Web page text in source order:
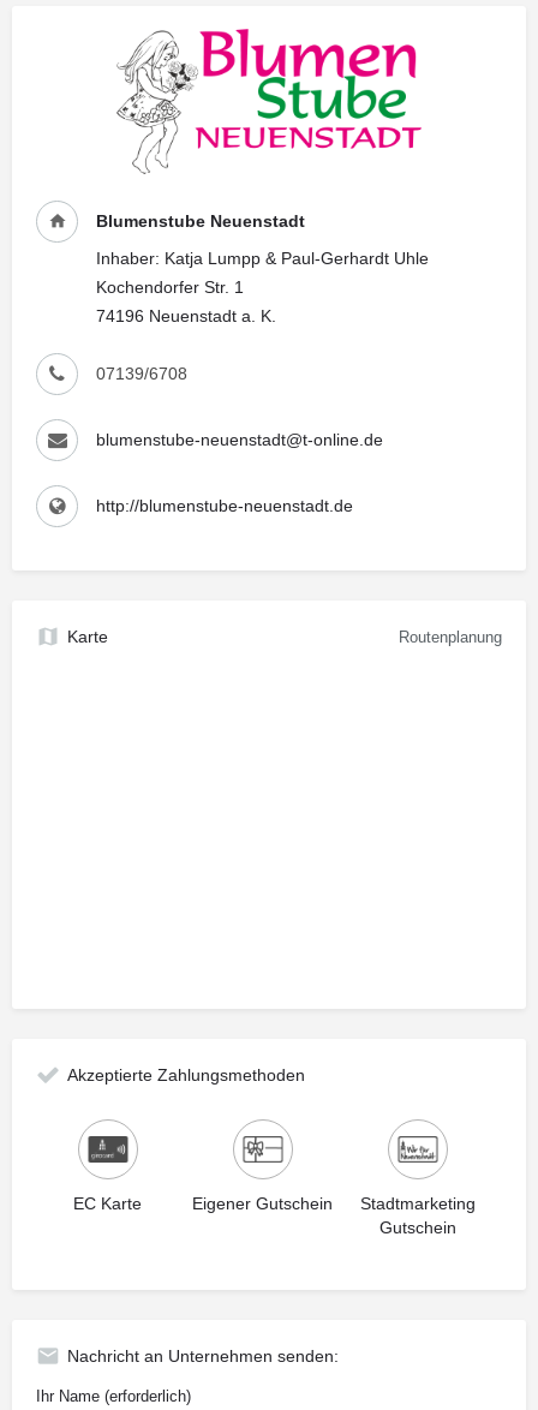
Blumenstube Neuenstadt
Inhaber: Katja Lumpp & Paul-Gerhardt Uhle
Kochendorfer Str. 1
74196 Neuenstadt a. K.
07139/6708
blumenstube-neuenstadt@t-online.de
http://blumenstube-neuenstadt.de
Karte Routenplanung
Akzeptierte Zahlungsmethoden
EC Karte Eigener Gutschein
Stadtmarketing
Gutschein
Nachricht an Unternehmen senden:
Ihr Name (erforderlich)